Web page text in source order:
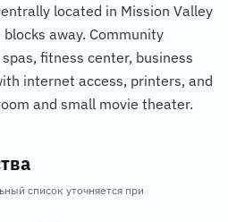
located in Mission Valley
away. Community
fitness center, business
internet access, printers, and
and small movie theater.
список уточняется при